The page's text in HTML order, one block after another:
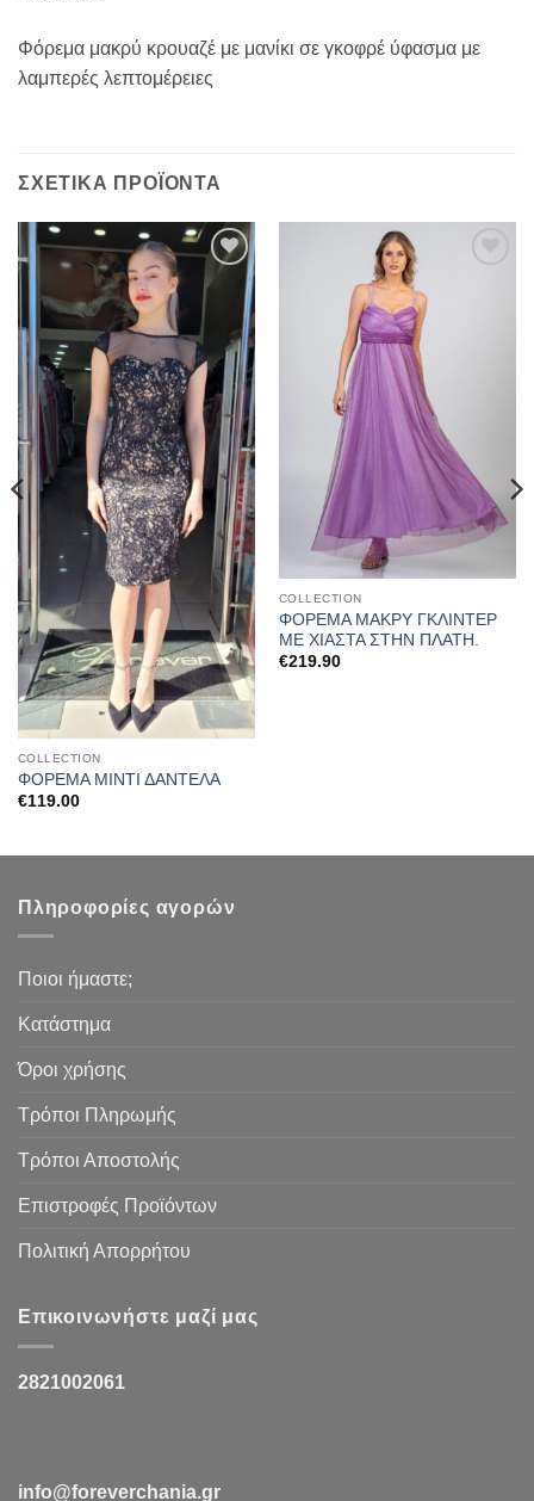
Φόρεμα μακρύ κρουαζέ με μανίκι σε γκοφρέ ύφασμα με
λαμπερές λεπτομέρειες
ΣΧΕΤΙΚΆ ΠΡΟΪΌΝΤΑ
Προσθήκη
αγαπημένα
COLLECTION
ΦΟΡΕΜΑ ΜΙΝΤΙ ΔΑΝΤΕΛΑ
€119.00
COLLECTION
ΦΟΡΕΜΑ ΜΑΚΡΥ ΓΚΛΙΝΤΕΡ
ΜΕ ΧΙΑΣΤΑ ΣΤΗΝ ΠΛΑΤΗ.
€219.90
Πληροφορίες αγορών
Ποιοι ήμαστε;
Κατάστημα
Όροι χρήσης
Τρόποι Πληρωμής
Τρόποι Αποστολής
Επιστροφές Προϊόντων
Πολιτική Απορρήτου
Επικοινωνήστε μαζί μας
2821002061
info@foreverchania.gr